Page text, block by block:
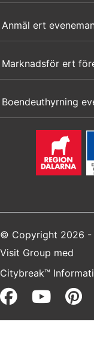
Anmäl ert
Marknadsför ert
Boendeuthyrning
© Copyright 2026 -
Visit Group med
Citybreak™